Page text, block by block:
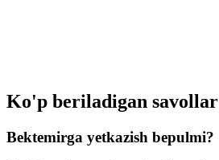
Ko'p beriladigan savollar
Bektemirga yetkazish bepulmi?